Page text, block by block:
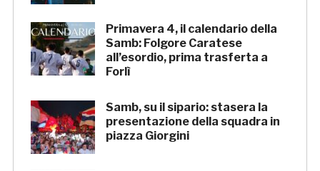
Primavera 4, il calendario della
Samb: Folgore Caratese
all’esordio, prima trasferta a
Forlì
Samb, su il sipario: stasera la
presentazione della squadra in
piazza Giorgini